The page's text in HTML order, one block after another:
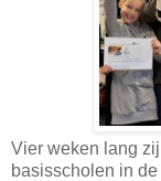
Vier weken lang
basisscholen in